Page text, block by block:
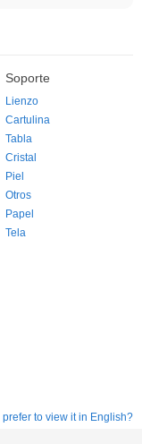
Soporte
Lienzo
Cartulina
Tabla
Cristal
Piel
Otros
Papel
Tela
to view it in English?